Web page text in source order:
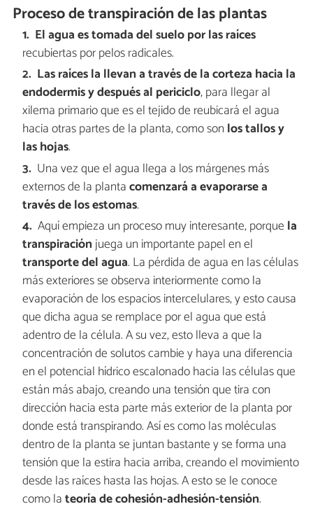
Proceso de transpiración de las plantas
El agua es tomada del suelo por las raíces
recubiertas por pelos radicales.
Las raíces la llevan a través de la corteza hacia la
endodermis y después al periciclo, para llegar al
xilema primario que es el tejido de reubicará el agua
hacia otras partes de la planta, como son los tallos y
las hojas.
Una vez que el agua llega a los márgenes más
externos de la plantacomenzará a evaporarse a
través de los estomas.
Aquí empieza un proceso muy interesante, porque la
transpiraciónjuega un importante papel en el
transporte del agua. La pérdida de agua en las células
más exteriores se observa interiormente como la
evaporación de los espacios intercelulares, y esto causa
que dicha agua se remplace por el agua que está
adentro de la célula. A su vez, esto lleva a que la
concentración de solutos cambie y haya una diferencia
en el potencial hídrico escalonado hacia las células que
están más abajo, creando una tensión que tira con
dirección hacia esta parte más exterior de la planta por
donde está transpirando. Así es como las moléculas
dentro de la planta se juntan bastante y se forma una
tensión que la estira hacia arriba, creando el movimiento
desde las raíces hasta las hojas. A esto se le conoce
como lateoría de cohesión-adhesión-tensión.